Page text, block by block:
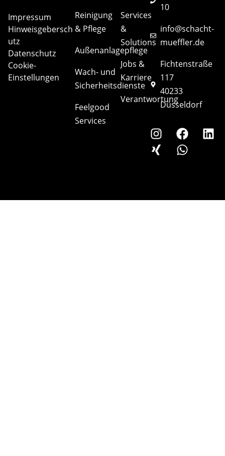
Impressum
Hinweisgebersch
utz
Datenschutz
Cookie-
Einstellungen
Reinigung
& Pflege
Außenanlagepflege
Wach- und
Sicherheitsdienste
Feelgood
Services
Services
&
Solutions
Jobs &
Karriere
Verantwortung
10
info@schacht-
mueffler.de
Fichtenstraße
117
40233
Düsseldorf